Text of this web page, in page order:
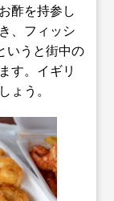
酢を持参し
、フィッシ
いうと街中の
す。イギリ
ょう。